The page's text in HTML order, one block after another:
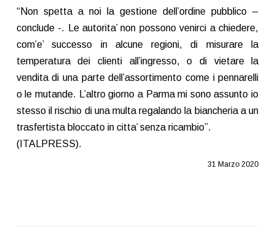
“Non spetta a noi la gestione dell’ordine pubblico –
conclude -. Le autorita’ non possono venirci a chiedere,
com’e’ successo in alcune regioni, di misurare la
temperatura dei clienti all’ingresso, o di vietare la
vendita di una parte dell’assortimento come i pennarelli
o le mutande. L’altro giorno a Parma mi sono assunto io
stesso il rischio di una multa regalando la biancheria a un
trasfertista bloccato in citta’ senza ricambio”.
(ITALPRESS).
31 Marzo 2020